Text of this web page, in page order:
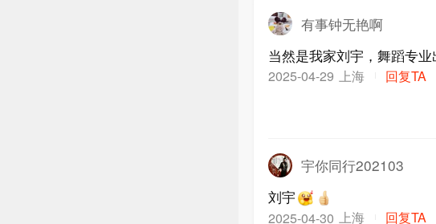
有事钟无艳啊
当然是我家刘宇，舞蹈专
2025-04-29 上海 回复TA
宇你同行202103
刘宇
2025-04-30 上海 回复TA